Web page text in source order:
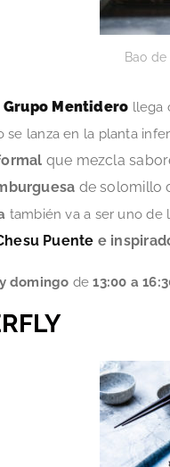
Bao
Grupo Mentidero llega
se lanza en la planta
que mezcla
de solomillo
también va a ser uno
Puente e
domingo de13:00 a